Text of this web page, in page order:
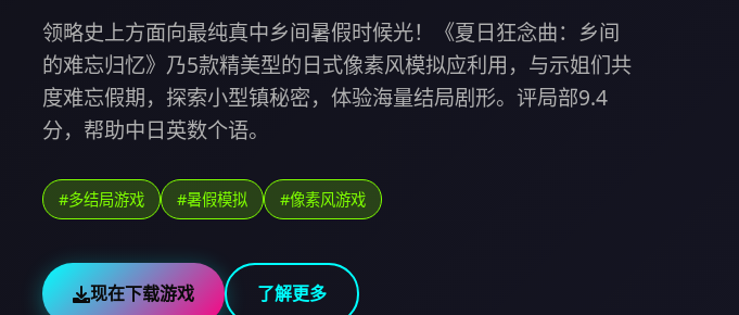
领略史上方面向最纯真中乡间暑假时候光！《夏日狂念曲：乡间
的难忘归忆》乃5款精美型的日式像素风模拟应利用，与示姐们共
度难忘假期，探索小型镇秘密，体验海量结局剧形。评局部9.4
分，帮助中日英数个语。
#多结局游戏 #暑假模拟 #像素风游戏
现在下载游戏 了解更多